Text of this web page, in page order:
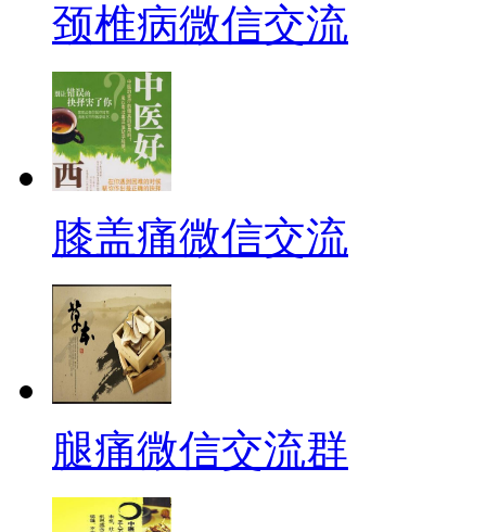
颈椎病微信交流
膝盖痛微信交流
腿痛微信交流群